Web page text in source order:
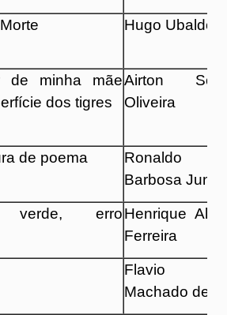
Hugo Ubaldo
de minha mãe
dos tigres
Airton
Oliveira
de poema
Ronaldo
Barbosa Junior
verde, erroHenrique
Ferreira
Flavio
Machado de